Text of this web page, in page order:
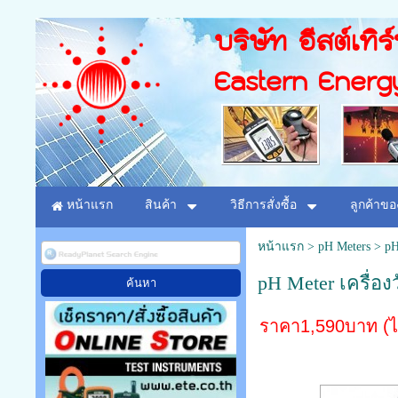
บริษัท อีสต์เทิ
Eastern
หน้าแรก สินค้า วิธีการสั่งซื้อ ลูกค้าขอ
หน้าแรก> pH Meters>
pH Meter เครื่อ
ราคา1,590บาท (